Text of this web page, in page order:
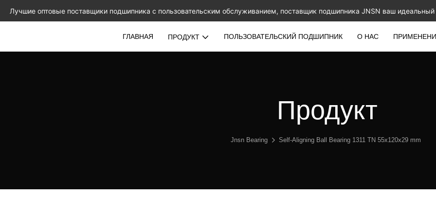
Лучшие оптовые поставщики подшипника с пользовательским обслуживанием, поставщик подшипника JNSN ваш идеальный
ГЛАВНАЯ ПРОДУКТ ПОЛЬЗОВАТЕЛЬСКИЙ ПОДШИПНИК О НАС
Продукт
Jnsn Bearing Self-Aligning Ball Bearing 1311 TN 55x120x29 mm